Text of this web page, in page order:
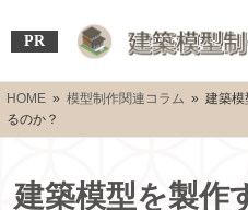
PR
HOME » 模型制作関連コラム » 建築模
るのか？
建築模型を製作